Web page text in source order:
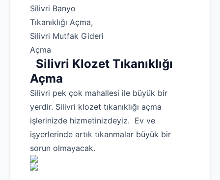
Silivri Banyo
Tıkanıklığı Açma,
Silivri Mutfak Gideri
Açma
Silivri Klozet Tıkanıklığı
Açma
Silivri pek çok mahallesi ile büyük bir
yerdir. Silivri klozet tıkanıklığı açma
işlerinizde hizmetinizdeyiz. Ev ve
işyerlerinde artık tıkanmalar büyük bir
sorun olmayacak.